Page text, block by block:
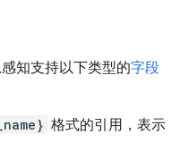
知支持以下类型的字段
格式的引用，表示